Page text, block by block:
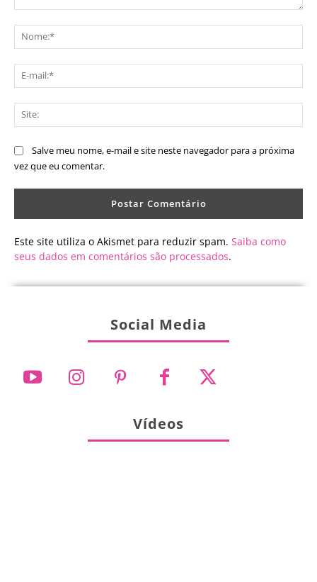
Salve meu nome, e-mail e site neste navegador para a próxima
vez que eu comentar.
Este site utiliza o Akismet para reduzir spam. Saiba como
seus dados em comentários são processados.
Social Media
Vídeos